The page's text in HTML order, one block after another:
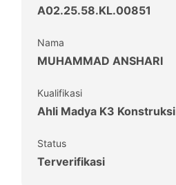
A02.25.58.KL.00851
Nama
MUHAMMAD ANSHARI
Kualifikasi
Ahli Madya K3 Konstruksi
Status
Terverifikasi